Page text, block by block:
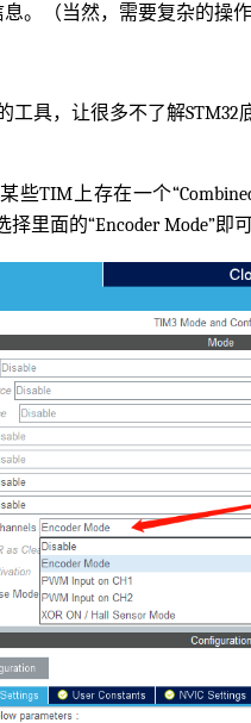
。（当然，需要复杂的操
工具，让很多不了解
TIM上存在一个
里面的“Encoder Mode”即可